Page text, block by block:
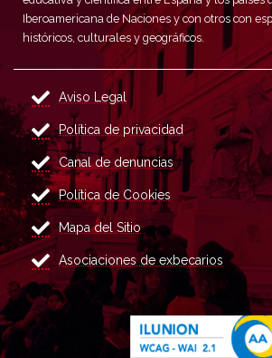
Iberoamericana de Naciones y con otros con
históricos, culturales y geográficos.
Aviso Legal
Política de privacidad
Canal de denuncias
Política de Cookies
Mapa del Sitio
Asociaciones de exbecarios